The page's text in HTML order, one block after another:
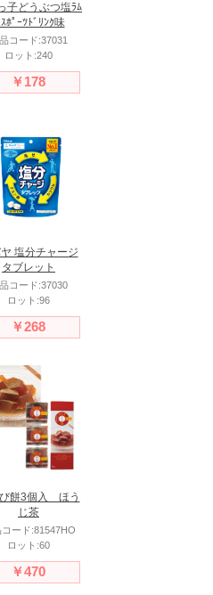
子どうぶつ塩ﾗﾑ
ﾎﾟｰﾂﾄﾞﾘﾝｸ味
コード:37031
ロット:240
￥178
塩分チャージ
タブレット
コード:37030
ロット:96
￥268
餅3個入 ほう
じ茶
ード:81547HO
ロット:60
￥470